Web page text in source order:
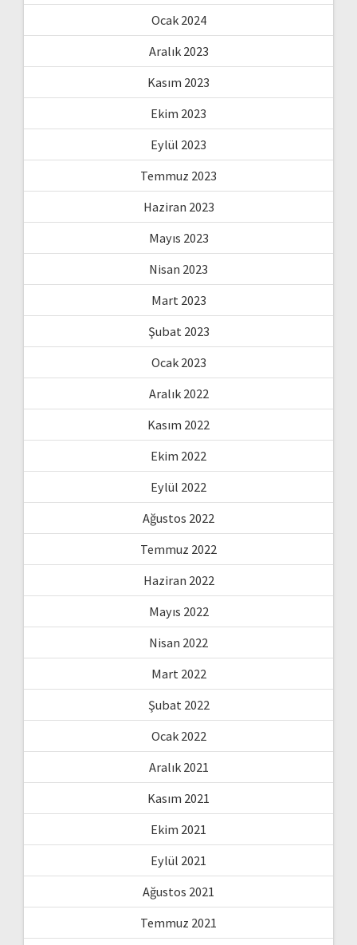
Ocak 2024
Aralık 2023
Kasım 2023
Ekim 2023
Eylül 2023
Temmuz 2023
Haziran 2023
Mayıs 2023
Nisan 2023
Mart 2023
Şubat 2023
Ocak 2023
Aralık 2022
Kasım 2022
Ekim 2022
Eylül 2022
Ağustos 2022
Temmuz 2022
Haziran 2022
Mayıs 2022
Nisan 2022
Mart 2022
Şubat 2022
Ocak 2022
Aralık 2021
Kasım 2021
Ekim 2021
Eylül 2021
Ağustos 2021
Temmuz 2021